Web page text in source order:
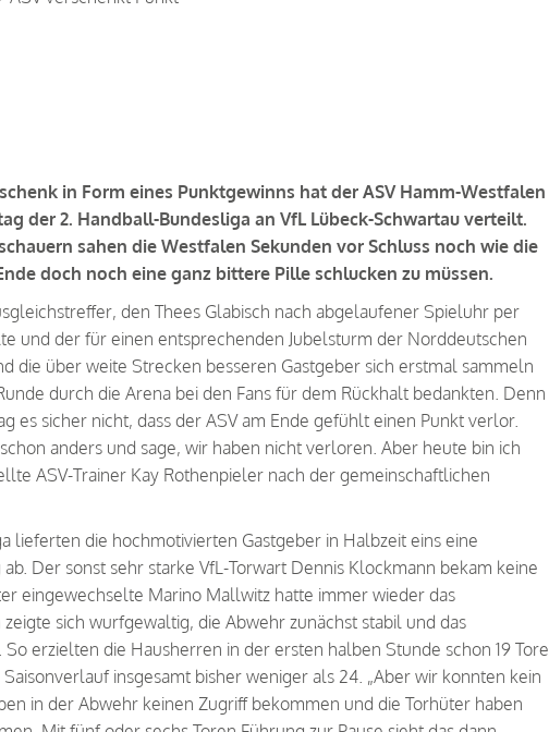
in Form eines Punktgewinns hat der ASV Hamm-Westfalen
der 2. Handball-Bundesliga an VfL Lübeck-Schwartau verteilt.
sahen die Westfalen Sekunden vor Schluss noch wie die
doch noch eine ganz bittere Pille schlucken zu müssen.
den Thees Glabisch nach abgelaufener Spieluhr per
und der für einen entsprechenden Jubelsturm der Norddeutschen
die über weite Strecken besseren Gastgeber sich erstmal sammeln
durch die Arena bei den Fans für dem Rückhalt bedankten. Denn
es sicher nicht, dass der ASV am Ende gefühlt einen Punkt verlor.
anders und sage, wir haben nicht verloren. Aber heute bin ich
ASV-Trainer Kay Rothenpieler nach der gemeinschaftlichen
lieferten die hochmotivierten Gastgeber in Halbzeit eins eine
Der sonst sehr starke VfL-Torwart Dennis Klockmann bekam keine
eingewechselte Marino Mallwitz hatte immer wieder das
sich wurfgewaltig, die Abwehr zunächst stabil und das
erzielten die Hausherren in der ersten halben Stunde schon 19 Tore
insgesamt bisher weniger als 24. „Aber wir konnten kein
in der Abwehr keinen Zugriff bekommen und die Torhüter haben